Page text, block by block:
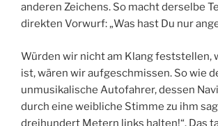
anderen Zeichens. So macht derselbe
direkten Vorwurf: „Was hast Du nur
Würden wir nicht am Klang feststellen,
ist, wären wir aufgeschmissen. So wie
unmusikalische Autofahrer, dessen
durch eine weibliche Stimme zu ihm
dreihundert Metern links halten!“. Das